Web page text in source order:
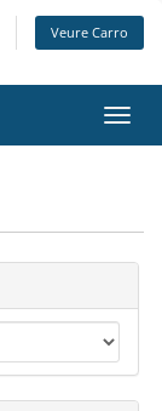
Veure Carro
la